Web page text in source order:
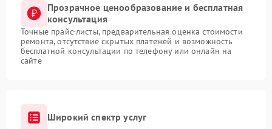
Прозрачное ценообразование и бесплатная
консультация
Точные прайс-листы, предварительная оценка стоимости
ремонта, отсутствие скрытых платежей и возможность
бесплатной консультации по телефону или онлайн на
сайте
Широкий спектр услуг